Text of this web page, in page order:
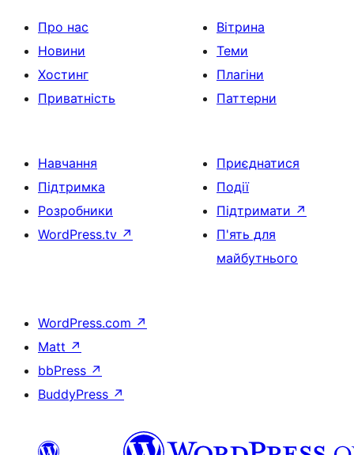
Про нас
Новини
Хостинг
Приватність
Вітрина
Теми
Плагіни
Паттерни
Навчання
Підтримка
Розробники
WordPress.tv ↗
Приєднатися
Події
Підтримати ↗
П'ять для
майбутнього
WordPress.com ↗
Matt ↗
bbPress ↗
BuddyPress ↗